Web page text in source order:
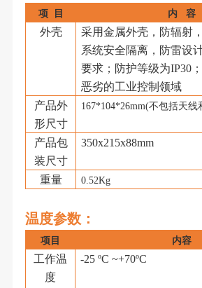
项 目 内 容
外壳
采用金属外壳，防辐射
系统安全隔离，防雷设
要求；防护等级为IP30
恶劣的工业控制领域
产品外
形尺寸
167*104*26mm(不包括天线
产品包
装尺寸
350x215x88mm
重量 0.52Kg
温度参数：
项目 内容
工作温
度
-25 ºC ~+70ºC